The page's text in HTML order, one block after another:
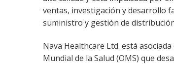
ventas, investigación y desarrollo
suministro y gestión de
Nava Healthcare Ltd. está
Mundial de la Salud (OMS) que